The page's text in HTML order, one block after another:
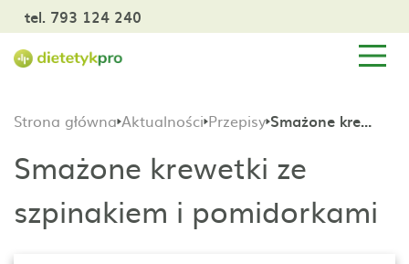
tel. 793 124 240
Strona główna Aktualności Przepisy Smażone krewetki ze szpinakiem i pomidorkami
Smażone krewetki ze
szpinakiem i pomidorkami